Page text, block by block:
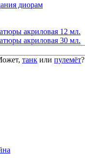
диорам
акриловая 12 мл.
акриловая 30 мл.
танк или пулемёт?